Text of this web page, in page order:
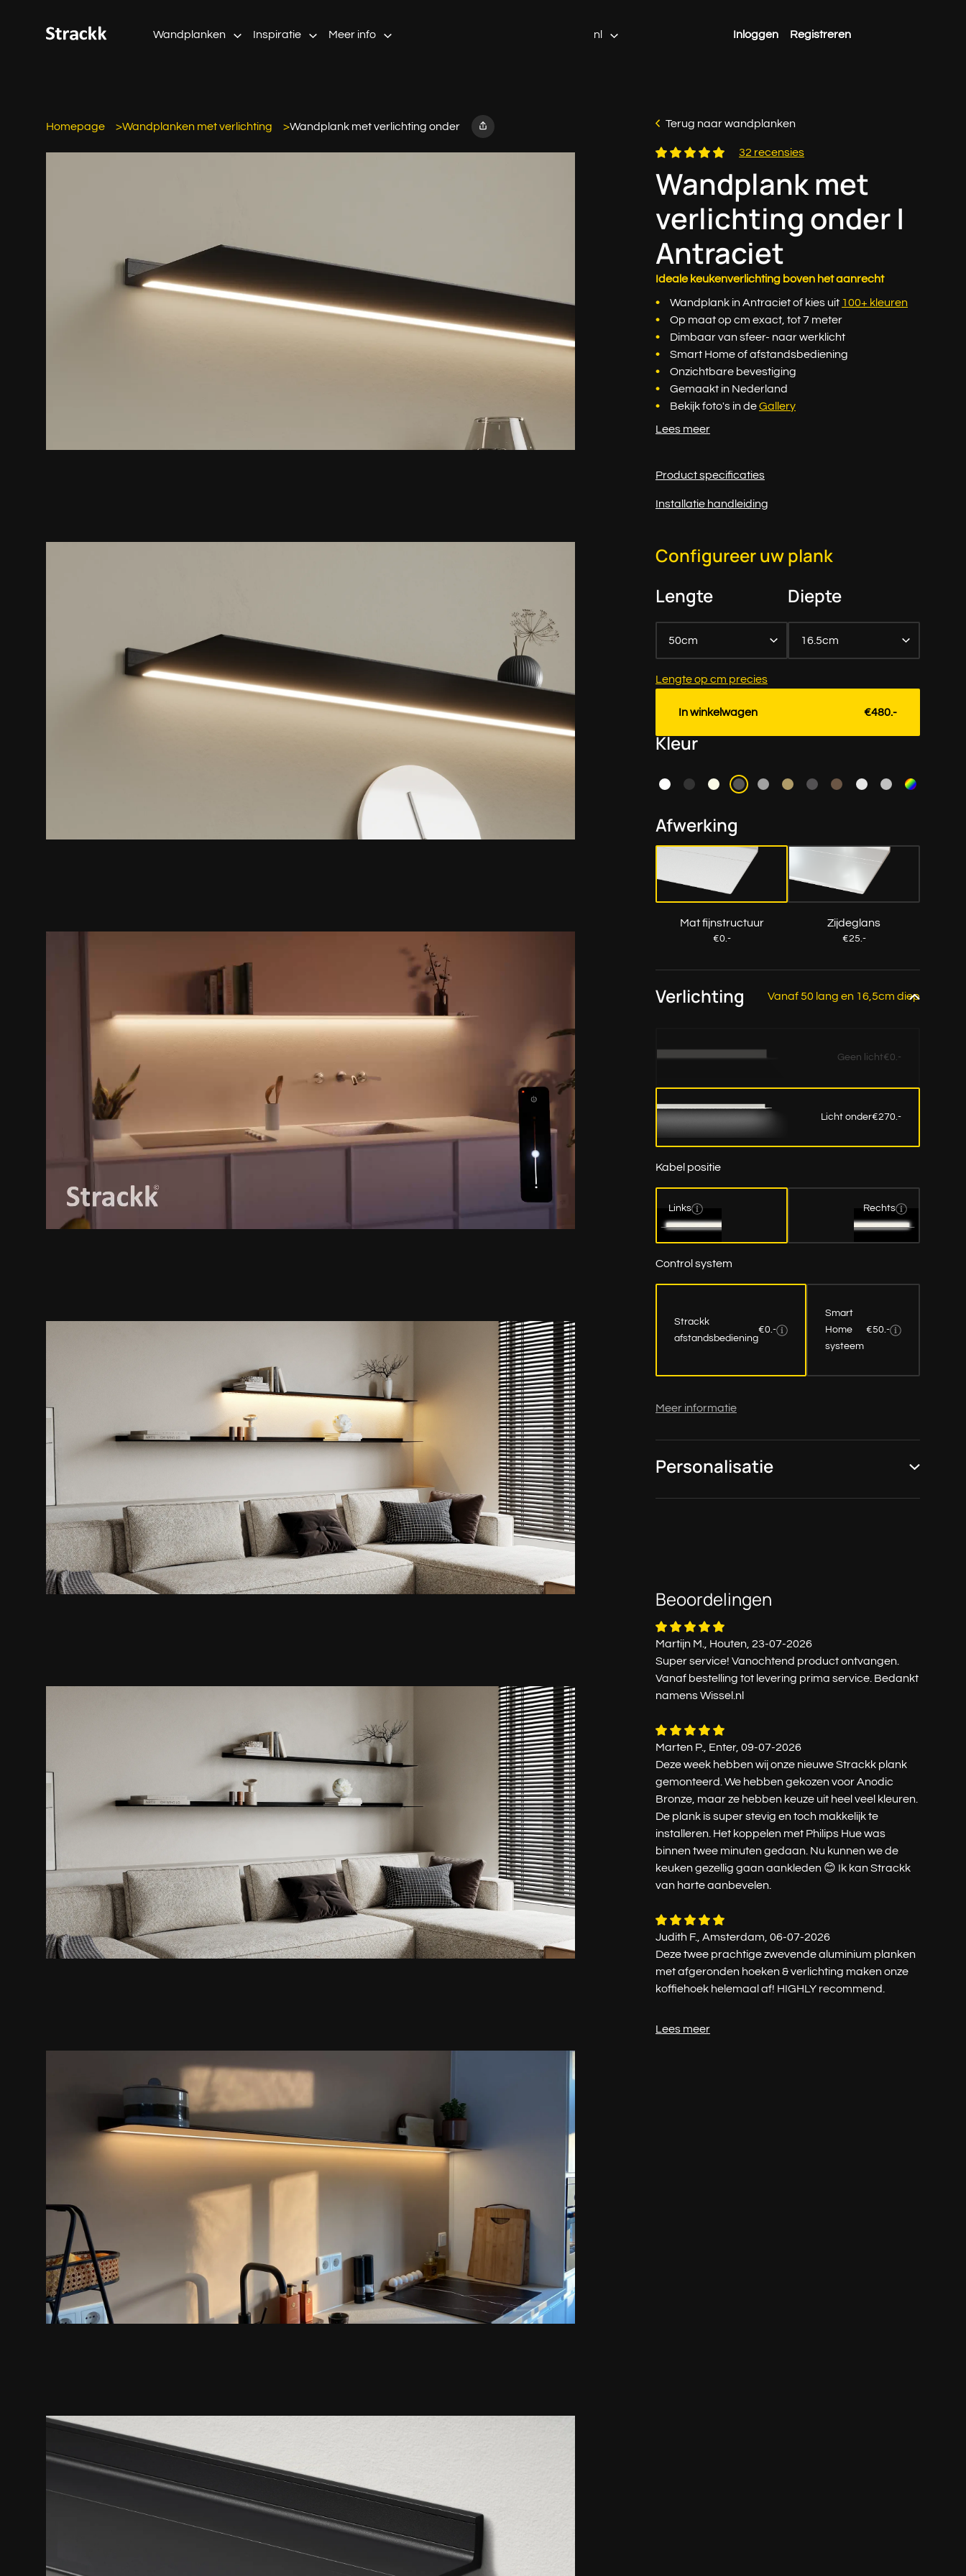
Wandplanken Inspiratie Meer info nl Inloggen Registreren
Homepage Wandplanken met verlichting Wandplank met verlichting onder Terug naar wandplanken
32 recensies
Wandplank met
verlichting onder |
Antraciet
Ideale keukenverlichting boven het aanrecht
Wandplank in Antraciet of kies uit 100+ kleuren
Op maat op cm exact, tot 7 meter
Dimbaar van sfeer- naar werklicht
Smart Home of afstandsbediening
Onzichtbare bevestiging
Gemaakt in Nederland
Bekijk foto's in deGallery
Lees meer
Product specificaties
Installatie handleiding
Configureer uw plank
Lengte
50cm
Diepte
16.5cm
Lengte op cm precies
Kleur
Afwerking
Mat fijnstructuur
€0.-
Zijdeglans
€25.-
Verlichting Vanaf 50 lang en 16,5cm diep
Geen licht€0.-
Licht onder€270.-
Kabel positie
Links Rechts
Control system
Strackk
afstandsbediening
€0.-
Smart
Home
systeem
€50.-
Meer informatie
Personalisatie
In winkelwagen €480.-
Beoordelingen
Martijn M., Houten, 23-07-2026
Super service! Vanochtend product ontvangen.
Vanaf bestelling tot levering prima service. Bedankt
namens Wissel.nl
Marten P., Enter, 09-07-2026
Deze week hebben wij onze nieuwe Strackk plank
gemonteerd. We hebben gekozen voor Anodic
Bronze, maar ze hebben keuze uit heel veel kleuren.
De plank is super stevig en toch makkelijk te
installeren. Het koppelen met Philips Hue was
binnen twee minuten gedaan. Nu kunnen we de
keuken gezellig gaan aankleden 😊 Ik kan Strackk
van harte aanbevelen.
Judith F., Amsterdam, 06-07-2026
Deze twee prachtige zwevende aluminium planken
met afgeronden hoeken & verlichting maken onze
koffiehoek helemaal af! HIGHLY recommend.
Lees meer